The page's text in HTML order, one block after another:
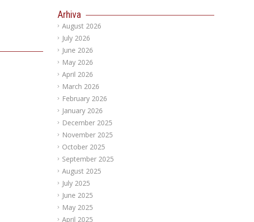
Arhiva
August 2026
July 2026
June 2026
May 2026
April 2026
March 2026
February 2026
January 2026
December 2025
November 2025
October 2025
September 2025
August 2025
July 2025
June 2025
May 2025
April 2025